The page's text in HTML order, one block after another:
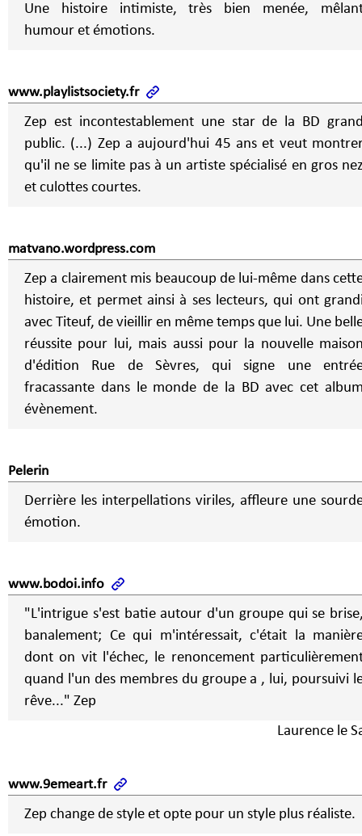
Une histoire intimiste, très bien menée,
humour et émotions.
www.playlistsociety.fr
Zep est incontestablement une star de la BD
public. (...) Zep a aujourd'hui 45 ans et veut
qu'il ne se limite pas à un artiste spécialisé en gros
et culottes courtes.
matvano.wordpress.com
Zep a clairement mis beaucoup de lui-même dans
histoire, et permet ainsi à ses lecteurs, qui ont
avec Titeuf, de vieillir en même temps que lui. Une
réussite pour lui, mais aussi pour la nouvelle
d'édition Rue de Sèvres, qui signe une
fracassante dans le monde de la BD avec cet
évènement.
Pelerin
Derrière les interpellations viriles, affleure une
émotion.
www.bodoi.info
"L'intrigue s'est batie autour d'un groupe qui se
banalement; Ce qui m'intéressait, c'était la
dont on vit l'échec, le renoncement
quand l'un des membres du groupe a , lui, poursuivi
rêve..." Zep
Laurence le
www.9emeart.fr
Zep change de style et opte pour un style plus réaliste.